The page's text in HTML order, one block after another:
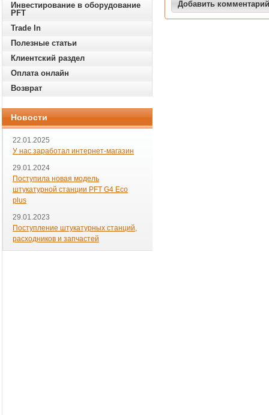
Инвестирование в оборудование
PFT
Trade In
Полезные статьи
Клиентский раздел
Оплата онлайн
Возврат
Новости
22.01.2025
У нас заработал интернет-магазин
29.01.2024
Поступила новая модель
штукатурной станции PFT G4 Eco
plus
29.01.2023
Поступление штукатурных станций,
расходников и запчастей